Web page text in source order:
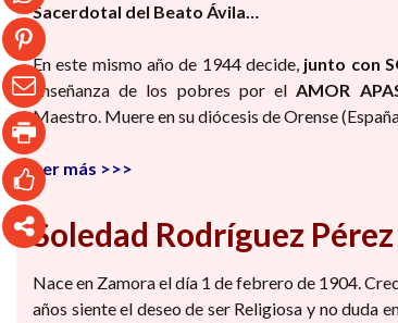
Sacerdotal del Beato Ávila…
En este mismo año de 1944 decide, junto con
enseñanza de los pobres por elAMOR
Maestro. Muere en su diócesis de Orense
ver más >>>
Soledad Rodríguez Pérez
Nace en Zamora el día 1 de febrero de 1904.
años siente el deseo de ser Religiosa y no duda